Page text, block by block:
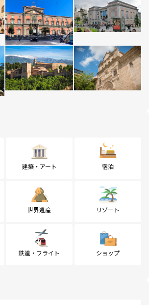
建築・アート 宿泊
世界遺産 リゾート
鉄道・フライト ショップ